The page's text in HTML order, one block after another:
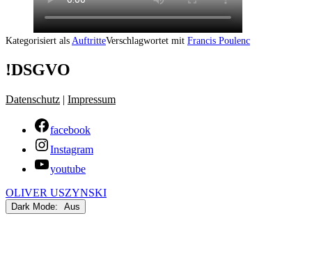
Kategorisiert als AuftritteVerschlagwortet mit Francis Poulenc
!DSGVO
Datenschutz | Impressum
facebook
Instagram
youtube
OLIVER USZYNSKI
Dark Mode: